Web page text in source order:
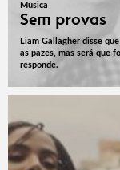
Música
Sem provas
Liam Gallagher disse
as pazes, mas será que
responde.